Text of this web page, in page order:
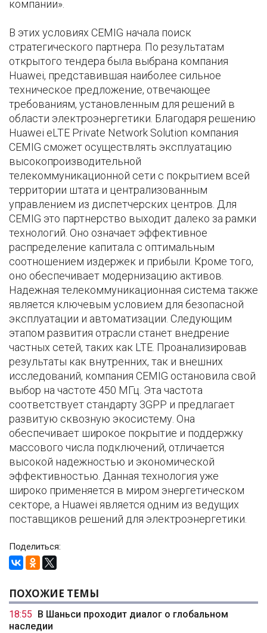
компании».
В этих условиях CEMIG начала поиск
стратегического партнера. По результатам
открытого тендера была выбрана компания
Huawei, представившая наиболее сильное
техническое предложение, отвечающее
требованиям, установленным для решений в
области электроэнергетики. Благодаря решению
Huawei eLTE Private Network Solution компания
CEMIG сможет осуществлять эксплуатацию
высокопроизводительной
телекоммуникационной сети с покрытием всей
территории штата и централизованным
управлением из диспетчерских центров. Для
CEMIG это партнерство выходит далеко за рамки
технологий. Оно означает эффективное
распределение капитала с оптимальным
соотношением издержек и прибыли. Кроме того,
оно обеспечивает модернизацию активов.
Надежная телекоммуникационная система также
является ключевым условием для безопасной
эксплуатации и автоматизации. Следующим
этапом развития отрасли станет внедрение
частных сетей, таких как LTE. Проанализировав
результаты как внутренних, так и внешних
исследований, компания CEMIG остановила свой
выбор на частоте 450 МГц. Эта частота
соответствует стандарту 3GPP и предлагает
развитую сквозную экосистему. Она
обеспечивает широкое покрытие и поддержку
массового числа подключений, отличается
высокой надежностью и экономической
эффективностью. Данная технология уже
широко применяется в миром энергетическом
секторе, а Huawei является одним из ведущих
поставщиков решений для электроэнергетики.
Поделиться:
ПОХОЖИЕ ТЕМЫ
18:55
В Шаньси проходит диалог о глобальном
наследии